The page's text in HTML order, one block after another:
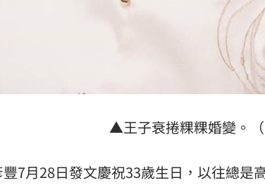
▲王子衰捲粿粿婚變。（
7月28日發文慶祝33歲生日，以往總是